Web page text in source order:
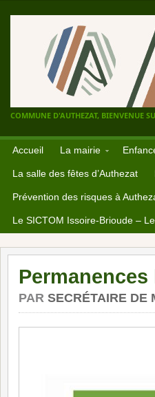
COMMUNE D'AUTHEZAT, BIENVENUE
Accueil La mairie
La salle des fêtes d’Authezat
Prévention des risques à
Le SICTOM Issoire-Brioude –
PAR SECRÉTAIRE DE